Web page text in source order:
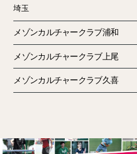
埼玉
メゾンカルチャークラブ浦和
メゾンカルチャークラブ上尾
メゾンカルチャークラブ久喜